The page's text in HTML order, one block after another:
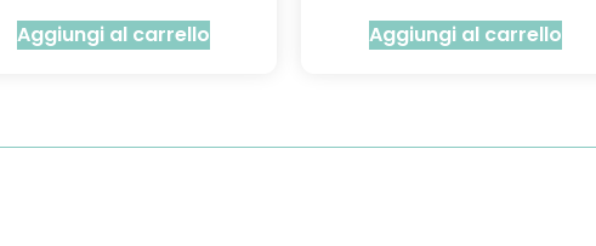
Aggiungi al carrello Aggiungi al carrello